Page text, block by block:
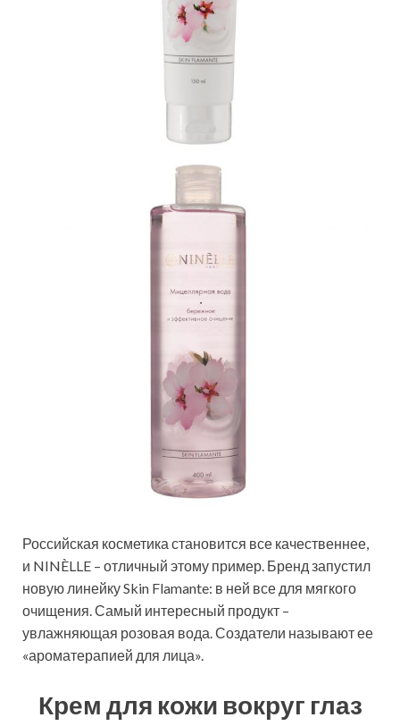
Российская косметика становится все качественнее,
и NINÈLLE – отличный этому пример. Бренд запустил
новую линейку Skin Flamante: в ней все для мягкого
очищения. Самый интересный продукт –
увлажняющая розовая вода. Создатели называют ее
«ароматерапией для лица».
Крем для кожи вокруг глаз